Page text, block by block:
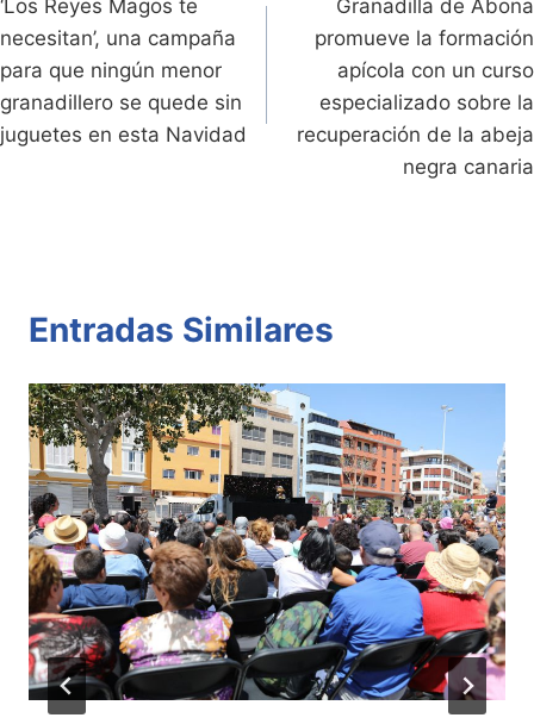
dl
y
k
p
de
entradas
‘Los Reyes Magos te
necesitan’, una campaña
para que ningún menor
granadillero se quede sin
juguetes en esta Navidad
Granadilla de Abona
promueve la formación
apícola con un curso
especializado sobre la
recuperación de la abeja
negra canaria
Entradas Similares